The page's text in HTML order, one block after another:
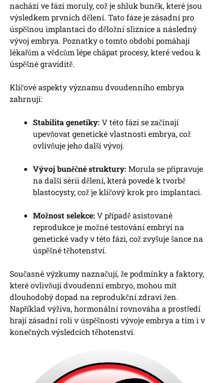
nachází ve fázi moruly, což je shluk buněk, které jsou
výsledkem prvních dělení. Tato fáze je zásadní pro
úspěšnou implantaci do děložní sliznice a následný
vývoj embrya. Poznatky o tomto období pomáhají
lékařům a vědcům lépe chápat procesy, které vedou k
úspěšné graviditě.
Klíčové aspekty významu dvoudenního embrya
zahrnují:
Stabilita genetiky: V této fázi se začínají
upevňovat genetické vlastnosti embrya, což
ovlivňuje jeho další vývoj.
Vývoj buněčné struktury: Morula se připravuje
na další sérii dělení, která povede k tvorbě
blastocysty, což je klíčový krok pro implantaci.
Možnost selekce: V případě asistované
reprodukce je možné testování embryí na
genetické vady v této fázi, což zvyšuje šance na
úspěšné těhotenství.
Současné výzkumy naznačují, že podmínky a faktory,
které ovlivňují dvoudenní embryo, mohou mít
dlouhodobý dopad na reprodukční zdraví žen.
Například výživa, hormonální rovnováha a prostředí
hrají zásadní roli v úspěšnosti vývoje embrya a tím i v
konečných výsledcích těhotenství.